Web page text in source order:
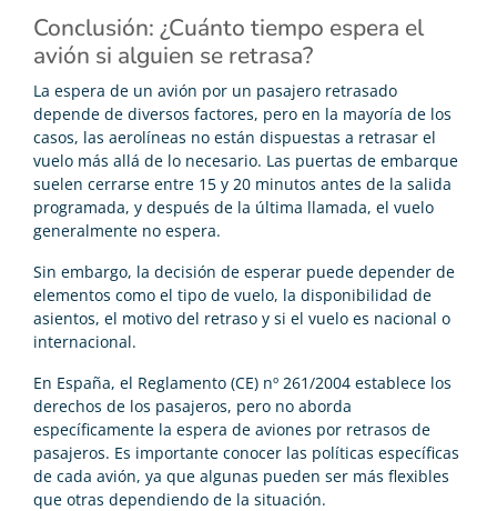
Conclusión: ¿Cuánto tiempo espera el
avión si alguien se retrasa?
La espera de un avión por un pasajero retrasado
depende de diversos factores, pero en la mayoría de los
casos, las aerolíneas no están dispuestas a retrasar el
vuelo más allá de lo necesario. Las puertas de embarque
suelen cerrarse entre 15 y 20 minutos antes de la salida
programada, y después de la última llamada, el vuelo
generalmente no espera.
Sin embargo, la decisión de esperar puede depender de
elementos como el tipo de vuelo, la disponibilidad de
asientos, el motivo del retraso y si el vuelo es nacional o
internacional.
En España, el Reglamento (CE) nº 261/2004 establece los
derechos de los pasajeros, pero no aborda
específicamente la espera de aviones por retrasos de
pasajeros. Es importante conocer las políticas específicas
de cada avión, ya que algunas pueden ser más flexibles
que otras dependiendo de la situación.